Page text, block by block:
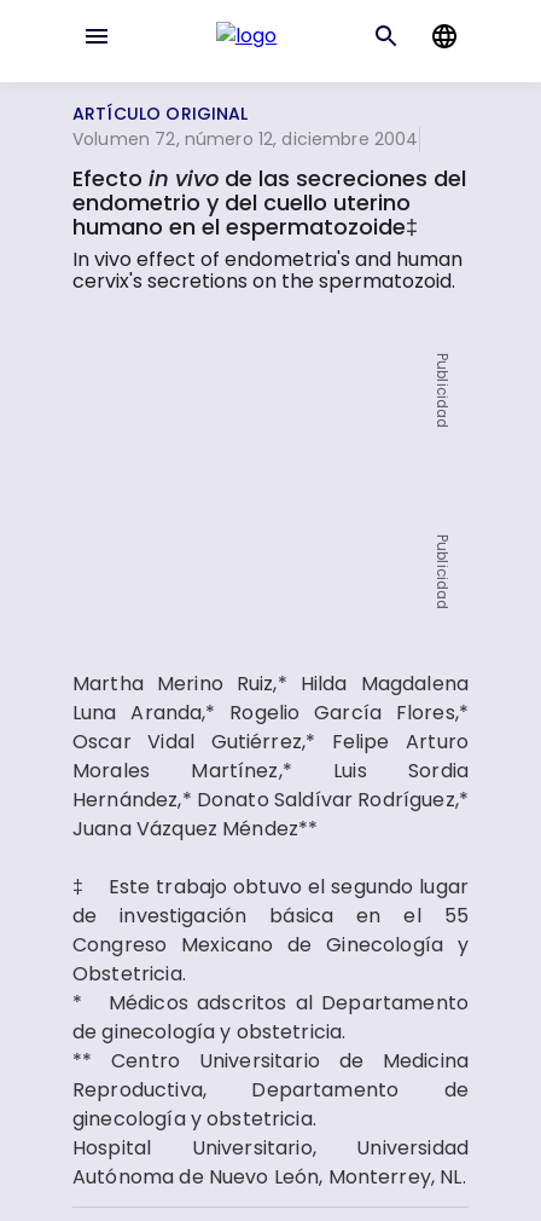
ARTÍCULO ORIGINAL
Volumen 72, número 12, diciembre 2004
Efectoin vivo de las secreciones del
endometrio y del cuello uterino
humano en el espermatozoide‡
In vivo effect of endometria's and human
cervix's secretions on the spermatozoid.
Publicidad
Publicidad
Martha Merino Ruiz,* Hilda Magdalena
Luna Aranda,* Rogelio García Flores,*
Oscar Vidal Gutiérrez,* Felipe Arturo
Morales Martínez,* Luis Sordia
Hernández,* Donato Saldívar Rodríguez,*
Juana Vázquez Méndez**
‡ Este trabajo obtuvo el segundo lugar
de investigación básica en el 55
Congreso Mexicano de Ginecología y
Obstetricia.
* Médicos adscritos al Departamento
de ginecología y obstetricia.
** Centro Universitario de Medicina
Reproductiva, Departamento de
ginecología y obstetricia.
Hospital Universitario, Universidad
Autónoma de Nuevo León, Monterrey, NL.